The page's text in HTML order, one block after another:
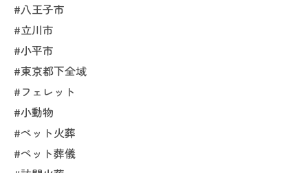
#八王子市
#立川市
#小平市
#東京都下全域
#フェレット
#小動物
#ペット火葬
#ペット葬儀